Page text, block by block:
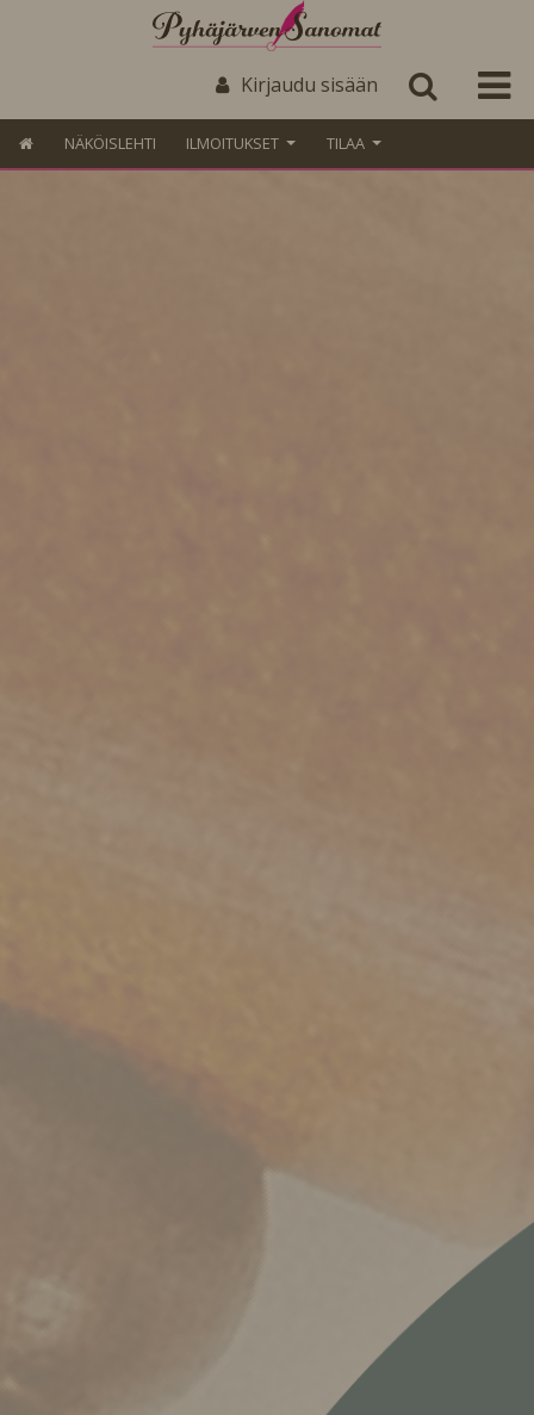
Kirjaudu sisään
NÄKÖISLEHTI ILMOITUKSET TILAA